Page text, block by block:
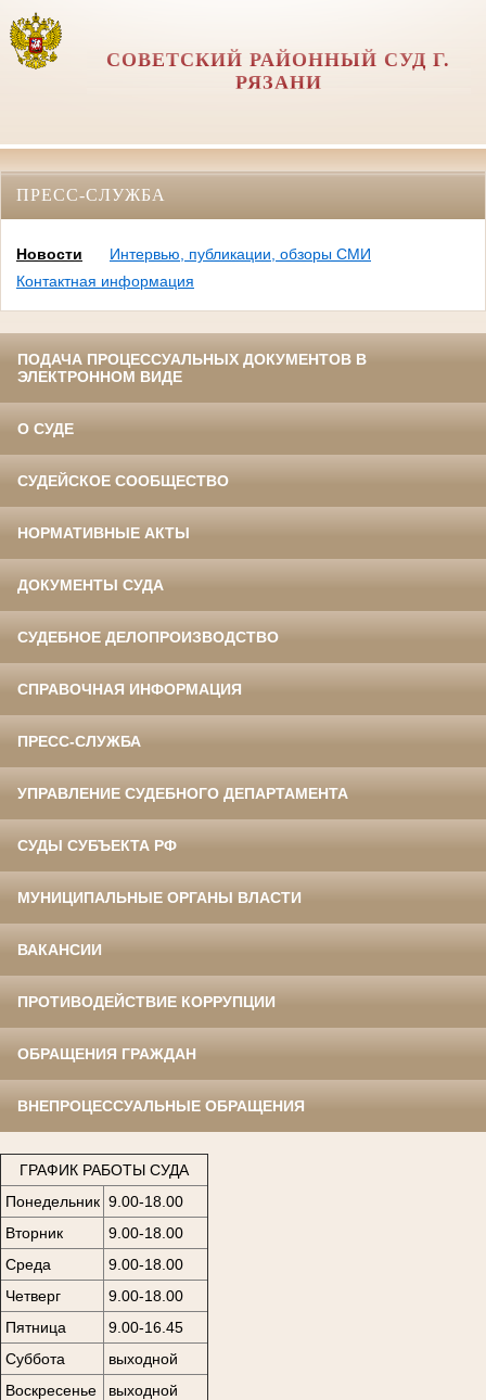
СОВЕТСКИЙ РАЙОННЫЙ СУД Г.
РЯЗАНИ
ПРЕСС-СЛУЖБА
Новости
Интервью, публикации, обзоры СМИ
Контактная информация
ПОДАЧА ПРОЦЕССУАЛЬНЫХ ДОКУМЕНТОВ В
ЭЛЕКТРОННОМ ВИДЕ
О СУДЕ
СУДЕЙСКОЕ СООБЩЕСТВО
НОРМАТИВНЫЕ АКТЫ
ДОКУМЕНТЫ СУДА
СУДЕБНОЕ ДЕЛОПРОИЗВОДСТВО
СПРАВОЧНАЯ ИНФОРМАЦИЯ
ПРЕСС-СЛУЖБА
УПРАВЛЕНИЕ СУДЕБНОГО ДЕПАРТАМЕНТА
СУДЫ СУБЪЕКТА РФ
МУНИЦИПАЛЬНЫЕ ОРГАНЫ ВЛАСТИ
ВАКАНСИИ
ПРОТИВОДЕЙСТВИЕ КОРРУПЦИИ
ОБРАЩЕНИЯ ГРАЖДАН
ВНЕПРОЦЕССУАЛЬНЫЕ ОБРАЩЕНИЯ
ГРАФИК РАБОТЫ СУДА
Понедельник 9.00-18.00
Вторник
9.00-18.00
Среда
9.00-18.00
Четверг
9.00-18.00
Пятница
9.00-16.45
Суббота
выходной
Воскресенье
выходной